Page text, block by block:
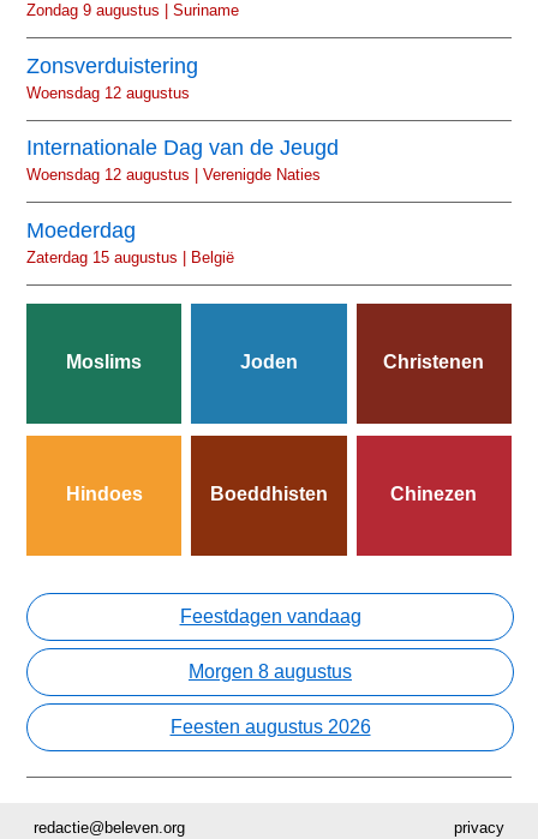
Zondag 9 augustus | Suriname
Zonsverduistering
Woensdag 12 augustus
Internationale Dag van de Jeugd
Woensdag 12 augustus | Verenigde Naties
Moederdag
Zaterdag 15 augustus | België
Moslims Joden Christenen
Hindoes Boeddhisten Chinezen
Feestdagen vandaag
Morgen 8 augustus
Feesten augustus 2026
privacy
redactie@beleven.org